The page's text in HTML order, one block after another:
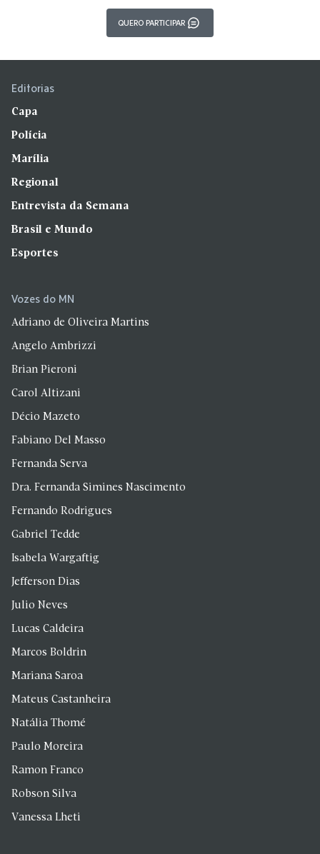
QUERO PARTICIPAR
Editorias
Capa
Polícia
Marília
Regional
Entrevista da Semana
Brasil e Mundo
Esportes
Vozes do MN
Adriano de Oliveira Martins
Angelo Ambrizzi
Brian Pieroni
Carol Altizani
Décio Mazeto
Fabiano Del Masso
Fernanda Serva
Dra. Fernanda Simines Nascimento
Fernando Rodrigues
Gabriel Tedde
Isabela Wargaftig
Jefferson Dias
Julio Neves
Lucas Caldeira
Marcos Boldrin
Mariana Saroa
Mateus Castanheira
Natália Thomé
Paulo Moreira
Ramon Franco
Robson Silva
Vanessa Lheti